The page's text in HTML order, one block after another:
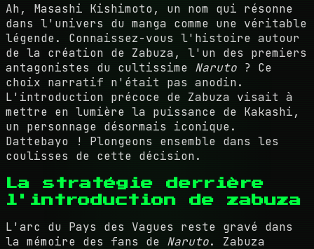
Ah, Masashi Kishimoto, un nom qui résonne
dans l'univers du manga comme une véritable
légende. Connaissez-vous l'histoire autour
de la création de Zabuza, l'un des premiers
antagonistes du cultissime Naruto ? Ce
choix narratif n'était pas anodin.
L'introduction précoce de Zabuza visait à
mettre en lumière la puissance de Kakashi,
un personnage désormais iconique.
Dattebayo ! Plongeons ensemble dans les
coulisses de cette décision.
La stratégie derrière
l'introduction de zabuza
L'arc du Pays des Vagues reste gravé dans
la mémoire des fans de Naruto. Zabuza